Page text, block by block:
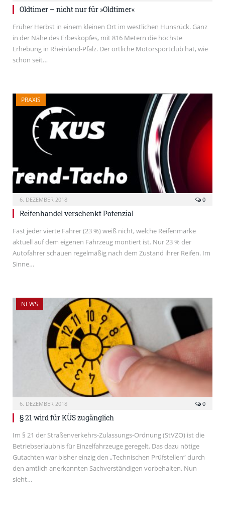
Oldtimer – nicht nur für »Oldtimer«
Früher Herbst in einem kleinen Ort im westlichen Hunsrück. Ganz
in der Nähe des Erbeskopfes, mit 816 Metern die höchste
Erhebung in Rheinland-Pfalz. Der örtliche Motorsportclub hat, wie
schon seit…
PRAXIS
6. DEZEMBER 2018 0
Reifenhandel verschenkt Potenzial
Fast jeder vierte Fahrer (23 %) weiß nicht, welche Reifenmarke
aktuell auf dem eigenen Fahrzeug montiert ist. Nur 23 % der
Autofahrer schauen regelmäßig nach dem Zustand ihrer Reifen. Im
Sinne…
NEWS
6. DEZEMBER 2018 0
§ 21 wird für KÜS zugänglich
Im § 21 der Straßenverkehrs-Zulassungs-Ordnung (StVZO) ist die
Betriebserlaubnis für Einzelfahrzeuge geregelt. Das dazu nötige
Gutachten war bisher einzig den „Technischen Prüfstellen“ durch
den amtlich anerkannten Sachverständigen vorbehalten. Nun
sieht…